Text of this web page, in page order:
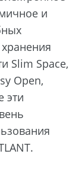
и
Slim Space,
Open,
эти